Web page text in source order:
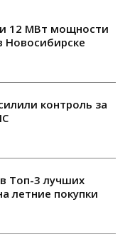
12 МВт мощности
Новосибирске
контроль за
Топ-3 лучших
летние покупки